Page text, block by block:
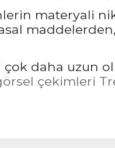
materyali
daha uzun
çekimleri